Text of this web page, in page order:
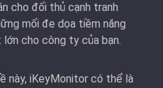
cho đối thủ cạnh tranh
mối đe dọa tiềm năng
cho công ty của bạn.
này, iKeyMonitor có thể là